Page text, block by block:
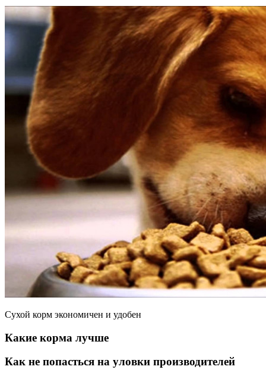
Сухой корм экономичен и удобен
Какие корма лучше
Как не попасться на уловки производителей